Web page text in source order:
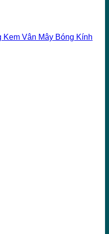
Kem Vân Mây Bóng Kính